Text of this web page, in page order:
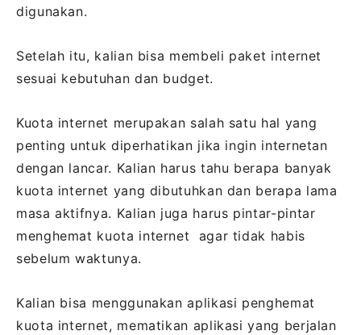
digunakan.
Setelah itu, kalian bisa membeli paket internet
sesuai kebutuhan dan budget.
Kuota internet merupakan salah satu hal yang
penting untuk diperhatikan jika ingin internetan
dengan lancar. Kalian harus tahu berapa banyak
kuota internet yang dibutuhkan dan berapa lama
masa aktifnya. Kalian juga harus pintar-pintar
menghemat kuota internet agar tidak habis
sebelum waktunya.
Kalian bisa menggunakan aplikasi penghemat
kuota internet, mematikan aplikasi yang berjalan